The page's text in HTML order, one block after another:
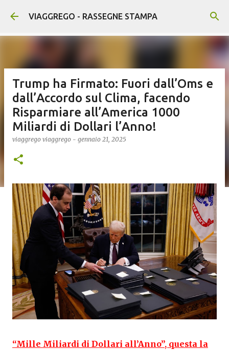
Passa ai contenuti principali
VIAGGREGO - RASSEGNE STAMPA
Trump ha Firmato: Fuori dall’Oms e
dall’Accordo sul Clima, facendo
Risparmiare all’America 1000
Miliardi di Dollari l’Anno!
viaggrego viaggrego - gennaio 21, 2025
“Mille Miliardi di Dollari all’Anno”, questa la